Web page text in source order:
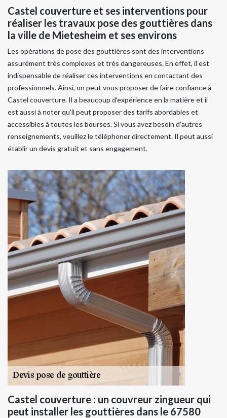
Castel couverture et ses interventions pour
réaliser les travaux pose des gouttières dans
la ville de Mietesheim et ses environs
Les opérations de pose des gouttières sont des interventions
assurément très complexes et très dangereuses. En effet, il est
indispensable de réaliser ces interventions en contactant des
professionnels. Ainsi, on peut vous proposer de faire confiance à
Castel couverture. Il a beaucoup d'expérience en la matière et il
est aussi à noter qu'il peut proposer des tarifs abordables et
accessibles à toutes les bourses. Si vous avez besoin d'autres
renseignements, veuillez le téléphoner directement. Il peut aussi
établir un devis gratuit et sans engagement.
Castel couverture : un couvreur zingueur qui
peut installer les gouttières dans le 67580